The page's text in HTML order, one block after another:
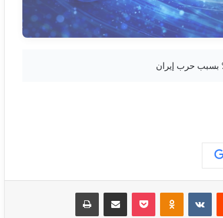
‏Reddit
‏VKontakte
Odnoklassniki
‫Pocket مشاركة عبر البريد طباعة